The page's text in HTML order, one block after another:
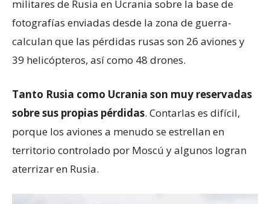
militares de Rusia en Ucrania sobre la base de
fotografías enviadas desde la zona de guerra-
calculan que las pérdidas rusas son 26 aviones y
39 helicópteros, así como 48 drones.
Tanto Rusia como Ucrania son muy reservadas
sobre sus propias pérdidas. Contarlas es difícil,
porque los aviones a menudo se estrellan en
territorio controlado por Moscú y algunos logran
aterrizar en Rusia.